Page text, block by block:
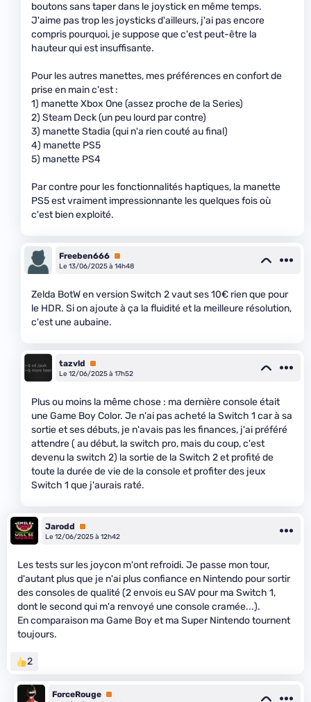
boutons sans taper dans le joystick en même temps.
J'aime pas trop les joysticks d'ailleurs, j'ai pas encore
compris pourquoi, je suppose que c'est peut-être la
hauteur qui est insuffisante.
Pour les autres manettes, mes préférences en confort de
prise en main c'est :
1) manette Xbox One (assez proche de la Series)
2) Steam Deck (un peu lourd par contre)
3) manette Stadia (qui n'a rien couté au final)
4) manette PS5
5) manette PS4
Par contre pour les fonctionnalités haptiques, la manette
PS5 est vraiment impressionnante les quelques fois où
c'est bien exploité.
Freeben666 Premium
Le 13/06/2025 à 14h48
Zelda BotW en version Switch 2 vaut ses 10€ rien que pour
le HDR. Si on ajoute à ça la fluidité et la meilleure résolution,
c'est une aubaine.
tazvld
Premium
Le 12/06/2025 à 17h52
Plus ou moins la même chose : ma dernière console était
une Game Boy Color. Je n'ai pas acheté la Switch 1 car à sa
sortie et ses débuts, je n'avais pas les finances, j'ai préféré
attendre ( au début, la switch pro, mais du coup, c'est
devenu la switch 2) la sortie de la Switch 2 et profité de
toute la durée de vie de la console et profiter des jeux
Switch 1 que j'aurais raté.
Jarodd
Premium
Le 12/06/2025 à 12h42
Les tests sur les joycon m'ont refroidi. Je passe mon tour,
d'autant plus que je n'ai plus confiance en Nintendo pour sortir
des consoles de qualité (2 envois eu SAV pour ma Switch 1,
dont le second qui m'a renvoyé une console cramée...).
En comparaison ma Game Boy et ma Super Nintendo tournent
toujours.
2
ForceRouge Premium